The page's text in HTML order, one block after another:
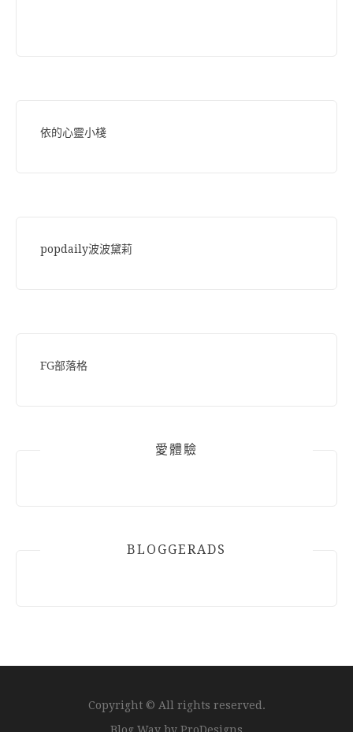
依的心靈小棧
popdaily波波黛莉
FG部落格
愛體驗
BLOGGERADS
Copyright © All rights reserved.
Blog Way by ProDesigns